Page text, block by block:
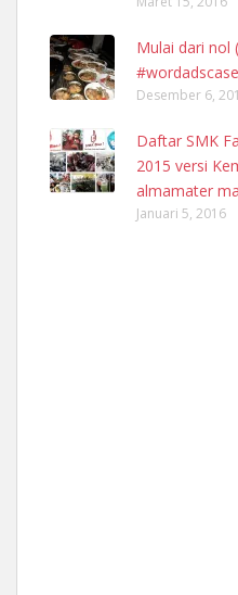
Mulai dari nol
#wordadscase
Desember 6,
Daftar SMK
2015 versi
almamater
Januari 5, 2016